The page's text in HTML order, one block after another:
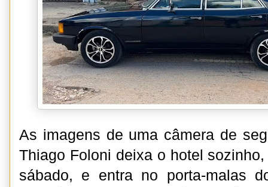
As imagens de uma câmera de
Thiago Foloni deixa o hotel
sábado, e entra no porta-malas